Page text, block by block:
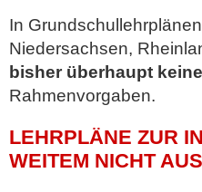
In
Niedersachsen,
bisher überhaupt
Rahmenvorgaben.
LEHRPLÄNE ZUR
WEITEM NICHT